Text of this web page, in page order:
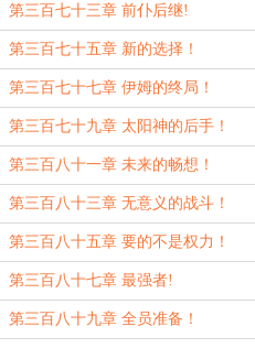
体！
第三百七十三章 前仆后继!
第三百七十五章 新的选择！
第三百七十七章 伊姆的终局！
第三百七十九章 太阳神的后手！
第三百八十一章 未来的畅想！
第三百八十三章 无意义的战斗！
第三百八十五章 要的不是权力！
第三百八十七章 最强者!
第三百八十九章 全员准备！